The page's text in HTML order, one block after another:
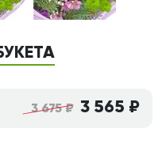
3 675 ₽ 3 565 ₽